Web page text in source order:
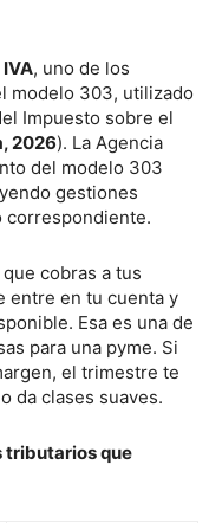
, uno de los
modelo 303, utilizado
Impuesto sobre el
2026). La Agencia
del modelo 303
gestiones
correspondiente.
cobras a tus
entre en tu cuenta y
Esa es una de
para una pyme. Si
el trimestre te
da clases suaves.
tributarios que